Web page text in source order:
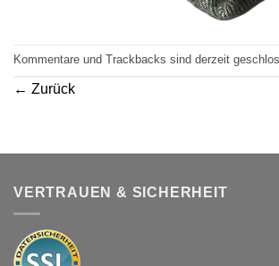
Kommentare und Trackbacks sind derzeit
← Zurück
VERTRAUEN & SICHERHEIT